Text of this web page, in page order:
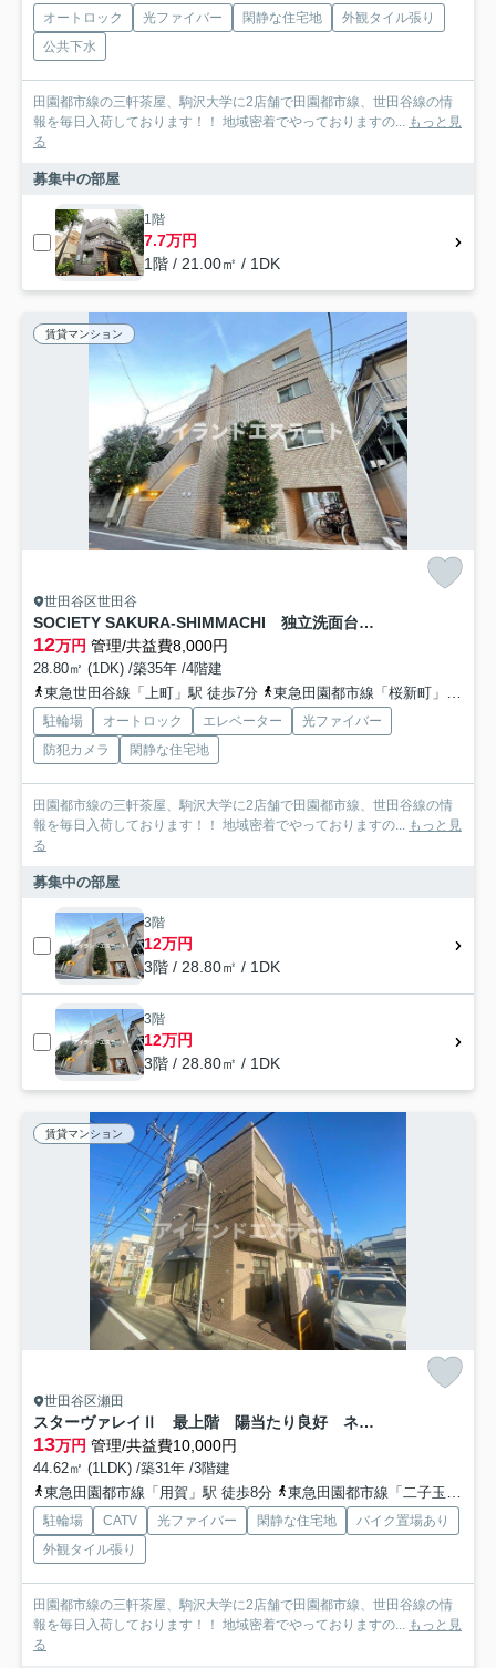
オートロック 光ファイバー 閑静な住宅地
外観タイル張り
公共下水
田園都市線の三軒茶屋、駒沢大学に2店舗で田園都市線、世田谷線の情
報を毎日入荷しております！！ 地域密着でやっておりますの... もっと見
る
募集中の部屋
1階
7.7万円
1階 / 21.00㎡ / 1DK
賃貸マンション
世田谷区世田谷
SOCIETY SAKURA-SHIMMACHI 独立洗面台 オートロック
12万円 管理/共益費8,000円
28.80㎡ (1DK) /築35年 /4階建
東急世田谷線「上町」駅 徒歩7分
東急田園都市線「桜新町」駅 徒歩17分
駐輪場 オートロック エレベーター
光ファイバー
防犯カメラ
閑静な住宅地
田園都市線の三軒茶屋、駒沢大学に2店舗で田園都市線、世田谷線の情
報を毎日入荷しております！！ 地域密着でやっておりますの... もっと見
る
募集中の部屋
3階
12万円
3階 / 28.80㎡ / 1DK
3階
12万円
3階 / 28.80㎡ / 1DK
賃貸マンション
世田谷区瀬田
スターヴァレイⅡ 最上階 陽当たり良好 ネット無料
13万円 管理/共益費10,000円
44.62㎡ (1LDK) /築31年 /3階建
東急田園都市線「用賀」駅 徒歩8分
東急田園都市線「二子玉川」駅 徒歩12分
駐輪場 CATV 光ファイバー 閑静な住宅地
バイク置場あり
外観タイル張り
田園都市線の三軒茶屋、駒沢大学に2店舗で田園都市線、世田谷線の情
報を毎日入荷しております！！ 地域密着でやっておりますの... もっと見
る